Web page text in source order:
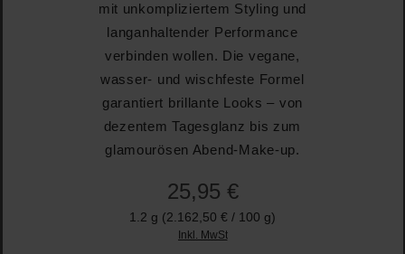
mit unkompliziertem Styling und
langanhaltender Performance
verbinden wollen. Die vegane,
wasser- und wischfeste Formel
garantiert brillante Looks – von
dezentem Tagesglanz bis zum
glamourösen Abend-Make-up.
25,95 €
1.2 g (2.162,50 € / 100 g)
Inkl. MwSt